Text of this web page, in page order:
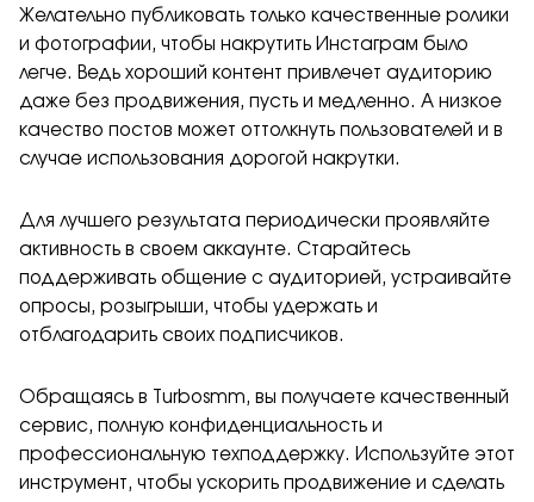
Желательно публиковать только качественные ролики
и фотографии, чтобы накрутить Инстаграм было
легче. Ведь хороший контент привлечет аудиторию
даже без продвижения, пусть и медленно. А низкое
качество постов может оттолкнуть пользователей и в
случае использования дорогой накрутки.
Для лучшего результата периодически проявляйте
активность в своем аккаунте. Старайтесь
поддерживать общение с аудиторией, устраивайте
опросы, розыгрыши, чтобы удержать и
отблагодарить своих подписчиков.
Обращаясь в Turbosmm, вы получаете качественный
сервис, полную конфиденциальность и
профессиональную техподдержку. Используйте этот
инструмент, чтобы ускорить продвижение и сделать